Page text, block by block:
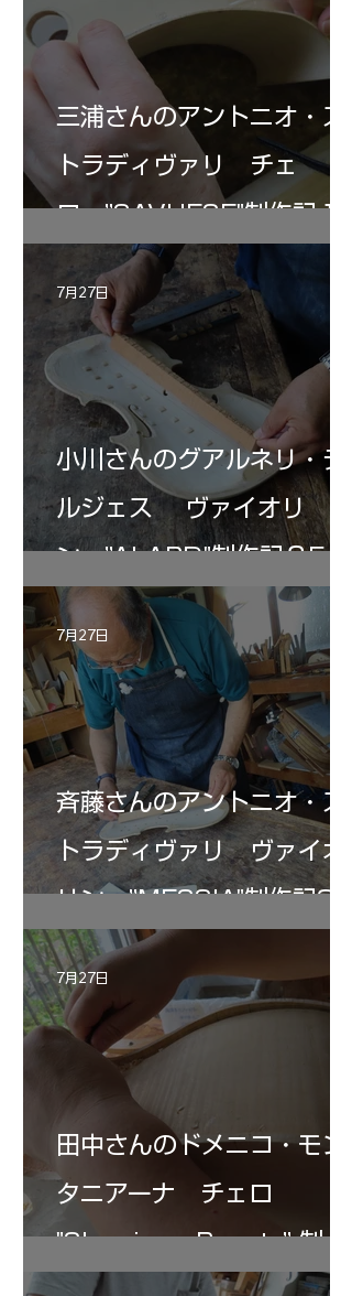
三浦さんのアントニオ・ス
トラディヴァリ チェ
ロ ”SAVUESE"制作記１2
小川さんのグアルネリ・デ
ルジェス ヴァイオリ
ン ”ALARD"制作記３5
7月27日
斉藤さんのアントニオ・ス
トラディヴァリ ヴァイオ
リン ”MESSIA"制作記33
7月27日
田中さんのドメニコ・モン
タニアーナ チェロ
"Sleeping・Beauty” 制作
記 30
7月27日